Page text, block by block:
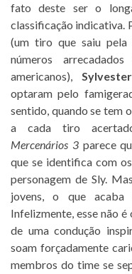
fato deste ser o
classificação indicativa.
(um tiro que saiu pela
números
americanos),
optaram pelo
sentido, quando se tem
a cada tiro
Mercenários 3parece
que se identifica com
personagem de Sly.
jovens, o que acaba
Infelizmente, esse não
de uma condução
soam forçadamente
membros do time se